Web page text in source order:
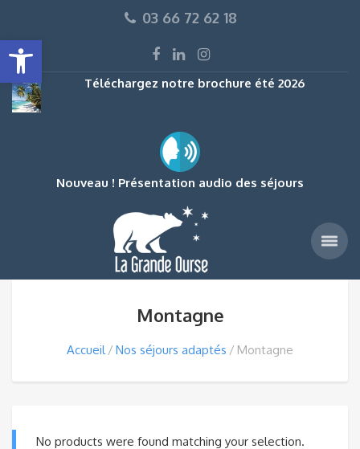
Ouvrir la barre d’outils
03 66 72 62 18
Téléchargez notre brochure été 2026
Nouveau ! Présentation audio des séjours
Montagne
Accueil Nos séjours adaptés Montagne
No products were found matching your selection.